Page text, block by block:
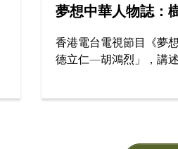
夢想中華人物誌：
香港電台電視節目《夢
德立仁—胡鴻烈」，講